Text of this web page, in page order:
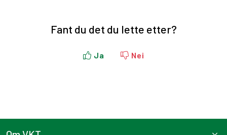
Fant du det du lette etter?
Ja Nei